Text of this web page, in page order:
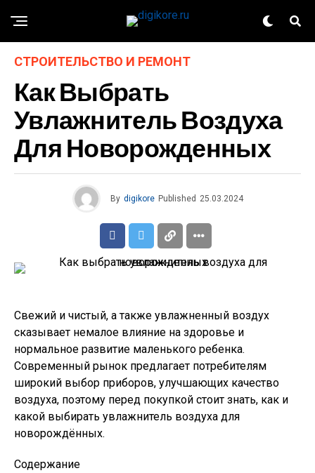
СТРОИТЕЛЬСТВО И РЕМОНТ
Как Выбрать
Увлажнитель Воздуха
Для Новорожденных
By digikore Published 25.03.2024
Свежий и чистый, а также увлажненный воздух
сказывает немалое влияние на здоровье и
нормальное развитие маленького ребенка.
Современный рынок предлагает потребителям
широкий выбор приборов, улучшающих качество
воздуха, поэтому перед покупкой стоит знать, как и
какой выбирать увлажнитель воздуха для
новорождённых.
Содержание